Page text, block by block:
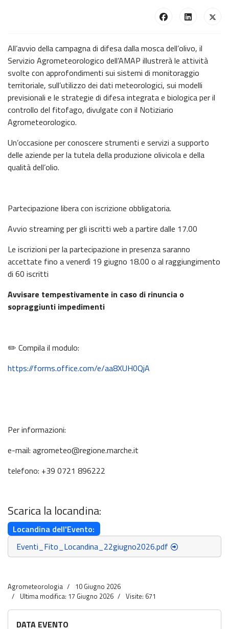
All’avvio della campagna di difesa dalla mosca dell’olivo, il
Servizio Agrometeorologico dell’AMAP illustrerà le attività
svolte con approfondimenti sui sistemi di monitoraggio
territoriale, sull’utilizzo dei dati meteorologici, sui modelli
previsionali e le strategie di difesa integrata e biologica per il
controllo del fitofago, divulgate con il Notiziario
Agrometeorologico.
Un’occasione per conoscere strumenti e servizi a supporto
delle aziende per la tutela della produzione olivicola e della
qualità dell’olio.
Partecipazione libera con iscrizione obbligatoria.
Avvio streaming per gli iscritti web a partire dalle 17.00
Le iscrizioni per la partecipazione in presenza saranno
accettate fino a venerdì 19 giugno 18.00 o al raggiungimento
di 60 iscritti
Avvisare tempestivamente in caso di rinuncia o
sopraggiunti impedimenti
✏️ Compila il modulo:
https://forms.office.com/e/aa8XUH0QjA
Per informazioni:
e-mail: agrometeo@regione.marche.it
telefono: +39 0721 896222
Scarica la locandina:
Locandina dell'Evento:
Eventi_Fito_Locandina_22giugno2026.pdf
Agrometeorologia
10 Giugno 2026
Ultima modifica: 17 Giugno 2026
Visite: 671
DATA EVENTO